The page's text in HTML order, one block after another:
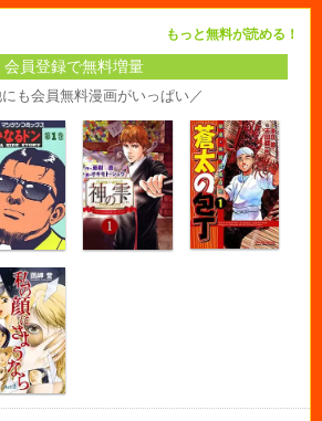
もっと無料が読める！
会員登録で無料増量
も会員無料漫画がいっぱい／